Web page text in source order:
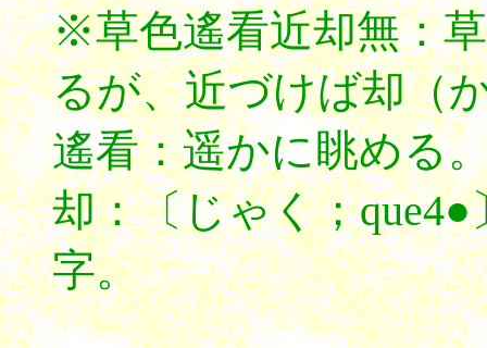
※草色遙看近却無：
るが、近づけば却（
遙看：遥かに眺める
却：〔じゃく；
字。